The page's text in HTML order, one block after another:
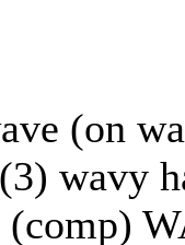
(on
wavy